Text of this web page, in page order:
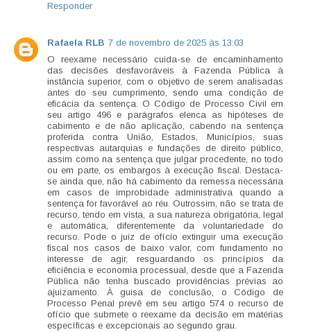
Responder
Rafaela RLB 7 de novembro de 2025 às 13:03
O reexame necessário cuida-se de encaminhamento
das decisões desfavoráveis à Fazenda Pública à
instância superior, com o objetivo de serem analisadas
antes do seu cumprimento, sendo uma condição de
eficácia da sentença. O Código de Processo Civil em
seu artigo 496 e parágrafos elenca as hipóteses de
cabimento e de não aplicação, cabendo na sentença
proferida contra União, Estados, Municípios, suas
respectivas autarquias e fundações de direito público,
assim como na sentença que julgar procedente, no todo
ou em parte, os embargos à execução fiscal. Destaca-
se ainda que, não há cabimento da remessa necessária
em casos de improbidade administrativa quando a
sentença for favorável ao réu. Outrossim, não se trata de
recurso, tendo em vista, a sua natureza obrigatória, legal
e automática, diferentemente da voluntariedade do
recurso. Pode o juiz de ofício extinguir uma execução
fiscal nos casos de baixo valor, com fundamento no
interesse de agir, resguardando os princípios da
eficiência e economia processual, desde que a Fazenda
Pública não tenha buscado providências prévias ao
ajuizamento. À guisa de conclusão, o Código de
Processo Penal prevê em seu artigo 574 o recurso de
ofício que submete o reexame da decisão em matérias
específicas e excepcionais ao segundo grau.